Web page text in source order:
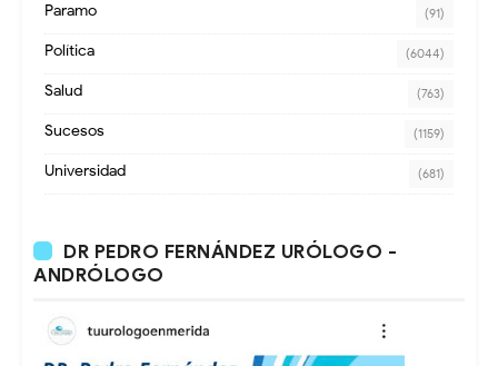
Paramo (91)
Política (6044)
Salud (763)
Sucesos (1159)
Universidad (681)
DR PEDRO FERNÁNDEZ URÓLOGO -
ANDRÓLOGO